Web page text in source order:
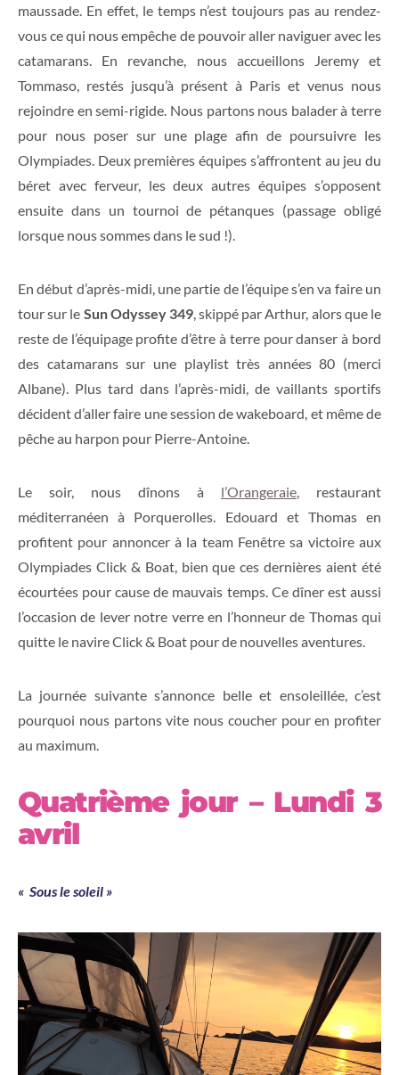
maussade. En effet, le temps n’est toujours pas au rendez-
vous ce qui nous empêche de pouvoir aller naviguer avec les
catamarans. En revanche, nous accueillons Jeremy et
Tommaso, restés jusqu’à présent à Paris et venus nous
rejoindre en semi-rigide. Nous partons nous balader à terre
pour nous poser sur une plage afin de poursuivre les
Olympiades. Deux premières équipes s’affrontent au jeu du
béret avec ferveur, les deux autres équipes s’opposent
ensuite dans un tournoi de pétanques (passage obligé
lorsque nous sommes dans le sud !).
En début d’après-midi, une partie de l’équipe s’en va faire un
tour sur le Sun Odyssey 349, skippé par Arthur, alors que le
reste de l’équipage profite d’être à terre pour danser à bord
des catamarans sur une playlist très années 80 (merci
Albane). Plus tard dans l’après-midi, de vaillants sportifs
décident d’aller faire une session de wakeboard, et même de
pêche au harpon pour Pierre-Antoine.
Le soir, nous dînons à l’Orangeraie , restaurant
méditerranéen à Porquerolles. Edouard et Thomas en
profitent pour annoncer à la team Fenêtre sa victoire aux
Olympiades Click & Boat, bien que ces dernières aient été
écourtées pour cause de mauvais temps. Ce dîner est aussi
l’occasion de lever notre verre en l’honneur de Thomas qui
quitte le navire Click & Boat pour de nouvelles aventures.
La journée suivante s’annonce belle et ensoleillée, c’est
pourquoi nous partons vite nous coucher pour en profiter
au maximum.
Quatrième jour – Lundi 3
avril
« Sous le soleil »